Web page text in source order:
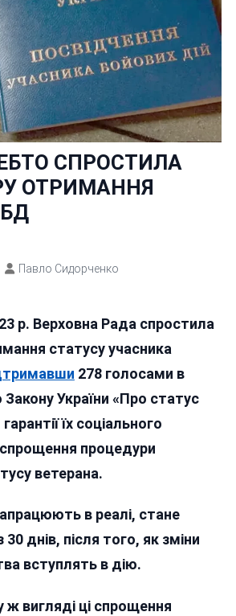
СПРОСТИЛА
ОТРИМАННЯ
Павло Сидорченко
р. Верховна Рада спростила
статусу учасника
278 голосами в
Закону України «Про статус
їх соціального
процедури
ветерана.
в реалі, стане
30 днів, після того, як зміни
вступлять в дію.
вигляді ці спрощення